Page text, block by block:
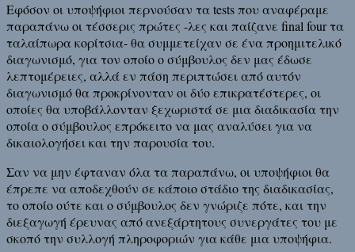
Εφόσον οι υποψήφιοι περνούσαν τα tests που αναφέραμε
παραπάνω οι τέσσερις πρώτες -λες και παίζανε final four τα
ταλαίπωρα κορίτσια- θα συμμετείχαν σε ένα προημιτελικό
διαγωνισμό, για τον οποίο ο σύμβουλος δεν μας έδωσε
λεπτομέρειες, αλλά εν πάση περιπτώσει από αυτόν
διαγωνισμό θα προκρίνονταν οι δύο επικρατέστερες, οι
οποίες θα υποβάλλονταν ξεχωριστά σε μια διαδικασία την
οποία ο σύμβουλος επρόκειτο να μας αναλύσει για να
δικαιολογήσει και την παρουσία του.
Σαν να μην έφταναν όλα τα παραπάνω, οι υποψήφιοι θα
έπρεπε να αποδεχθούν σε κάποιο στάδιο της διαδικασίας,
το οποίο ούτε και ο σύμβουλος δεν γνώριζε πότε, και την
διεξαγωγή έρευνας από ανεξάρτητους συνεργάτες του με
σκοπό την συλλογή πληροφοριών για κάθε μια υποψήφια.